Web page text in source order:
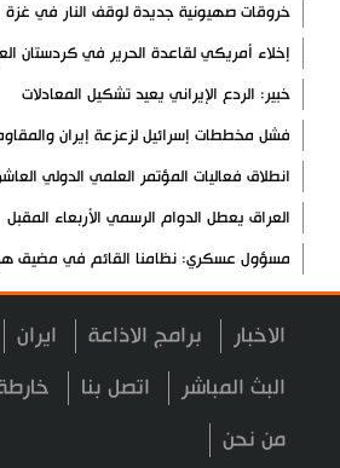
خروقات صهيونية جديدة لوقف النار في غزة
إخلاء أمريكي لقاعدة الحرير في كردستان
خبير: الردع الإيراني يعيد تشكيل المعادلات
فشل مخططات إسرائيل لزعزعة إيران
انطلاق فعاليات المؤتمر العلمي الدولي العاشر
العراق يعطل الدوام الرسمي الأربعاء المقبل
مسؤول عسكري: نظامنا القائم في مضيق
سيرة الشهداء المدافعين عن المراقد
العربية
صحيفة: أمريكا وإسرائيل خسرتا الحرب بينما
مسقط: مفاوضات هرمز تجري في أجواء
الاخبار برامج الاذاعة ايران
البث المباشر اتصل بنا
من نحن